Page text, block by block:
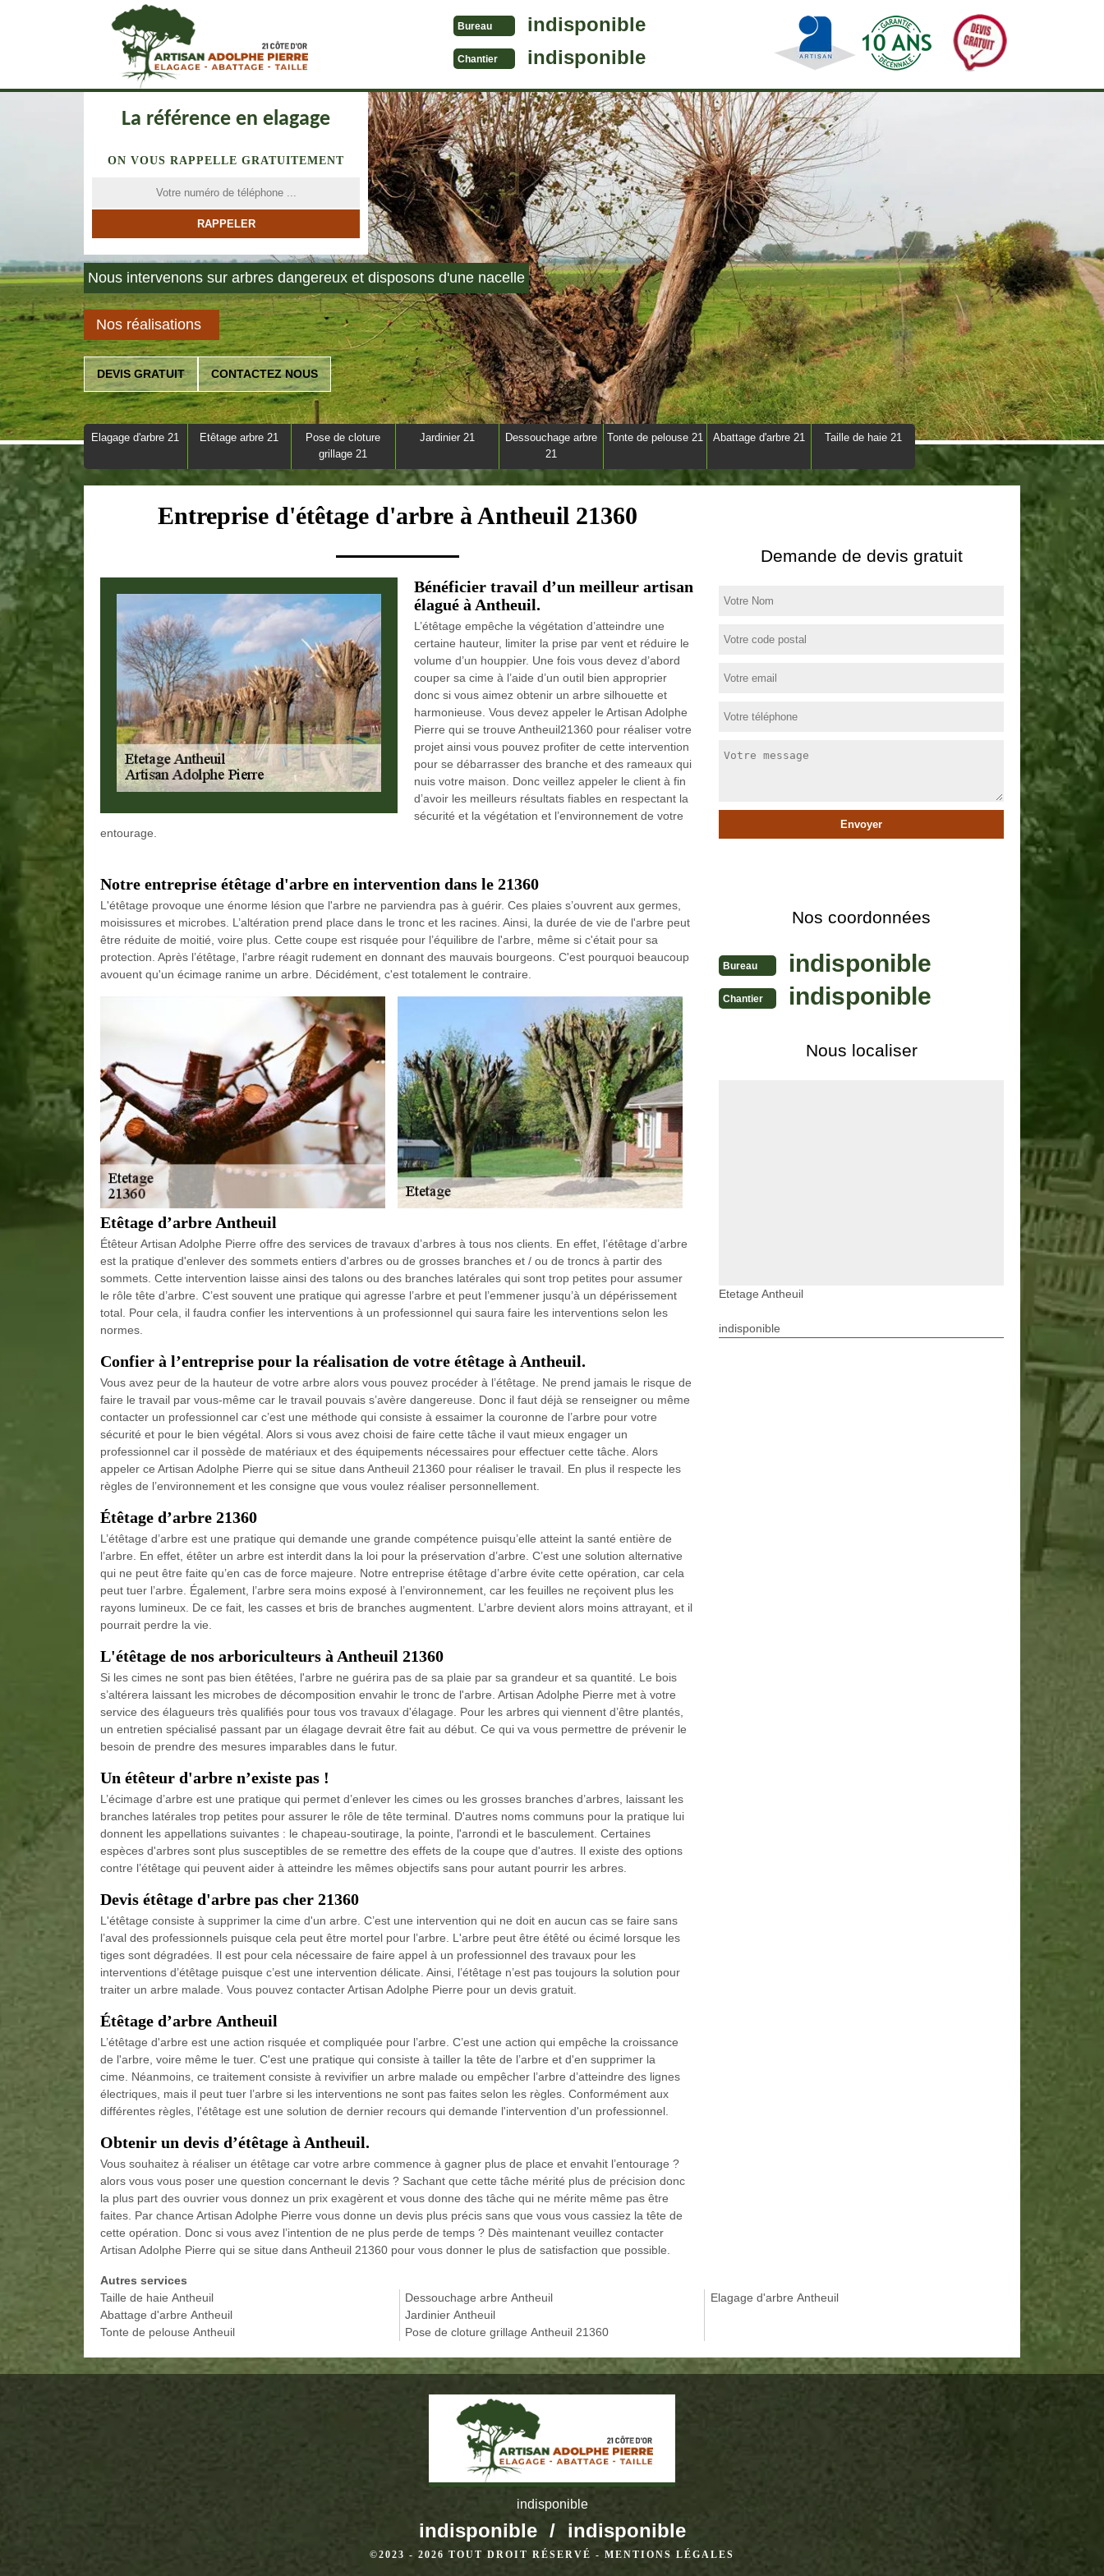
Bureau indisponible
Chantier indisponible
La référence en elagage
ON VOUS RAPPELLE GRATUITEMENT
Nous intervenons sur arbres dangereux et disposons d'une nacelle
Nos réalisations
DEVIS GRATUIT CONTACTEZ NOUS
Elagage d'arbre 21 Etêtage arbre 21
Pose de cloture
grillage 21
Jardinier 21
Dessouchage arbre
21
Tonte de pelouse 21 Abattage d'arbre 21 Taille de haie 21
Entreprise d'étêtage d'arbre à Antheuil 21360
Bénéficier travail d’un meilleur artisan
élagué à Antheuil.
L’étêtage empêche la végétation d’atteindre une
certaine hauteur, limiter la prise par vent et réduire le
volume d’un houppier. Une fois vous devez d’abord
couper sa cime à l’aide d’un outil bien approprier
donc si vous aimez obtenir un arbre silhouette et
harmonieuse. Vous devez appeler le Artisan Adolphe
Pierre qui se trouve Antheuil21360 pour réaliser votre
projet ainsi vous pouvez profiter de cette intervention
pour se débarrasser des branche et des rameaux qui
nuis votre maison. Donc veillez appeler le client à fin
d’avoir les meilleurs résultats fiables en respectant la
sécurité et la végétation et l’environnement de votre
entourage.
Notre entreprise étêtage d'arbre en intervention dans le 21360
L'étêtage provoque une énorme lésion que l'arbre ne parviendra pas à guérir. Ces plaies s’ouvrent aux germes,
moisissures et microbes. L’altération prend place dans le tronc et les racines. Ainsi, la durée de vie de l'arbre peut
être réduite de moitié, voire plus. Cette coupe est risquée pour l’équilibre de l'arbre, même si c'était pour sa
protection. Après l’étêtage, l'arbre réagit rudement en donnant des mauvais bourgeons. C'est pourquoi beaucoup
avouent qu'un écimage ranime un arbre. Décidément, c'est totalement le contraire.
Etêtage d’arbre Antheuil
Étêteur Artisan Adolphe Pierre offre des services de travaux d’arbres à tous nos clients. En effet, l’étêtage d’arbre
est la pratique d'enlever des sommets entiers d'arbres ou de grosses branches et / ou de troncs à partir des
sommets. Cette intervention laisse ainsi des talons ou des branches latérales qui sont trop petites pour assumer
le rôle tête d’arbre. C’est souvent une pratique qui agresse l’arbre et peut l’emmener jusqu’à un dépérissement
total. Pour cela, il faudra confier les interventions à un professionnel qui saura faire les interventions selon les
normes.
Confier à l’entreprise pour la réalisation de votre étêtage à Antheuil.
Vous avez peur de la hauteur de votre arbre alors vous pouvez procéder à l’étêtage. Ne prend jamais le risque de
faire le travail par vous-même car le travail pouvais s’avère dangereuse. Donc il faut déjà se renseigner ou même
contacter un professionnel car c’est une méthode qui consiste à essaimer la couronne de l’arbre pour votre
sécurité et pour le bien végétal. Alors si vous avez choisi de faire cette tâche il vaut mieux engager un
professionnel car il possède de matériaux et des équipements nécessaires pour effectuer cette tâche. Alors
appeler ce Artisan Adolphe Pierre qui se situe dans Antheuil 21360 pour réaliser le travail. En plus il respecte les
règles de l’environnement et les consigne que vous voulez réaliser personnellement.
Étêtage d’arbre 21360
L’étêtage d’arbre est une pratique qui demande une grande compétence puisqu’elle atteint la santé entière de
l’arbre. En effet, étêter un arbre est interdit dans la loi pour la préservation d’arbre. C’est une solution alternative
qui ne peut être faite qu’en cas de force majeure. Notre entreprise étêtage d’arbre évite cette opération, car cela
peut tuer l’arbre. Également, l’arbre sera moins exposé à l’environnement, car les feuilles ne reçoivent plus les
rayons lumineux. De ce fait, les casses et bris de branches augmentent. L’arbre devient alors moins attrayant, et il
pourrait perdre la vie.
L'étêtage de nos arboriculteurs à Antheuil 21360
Si les cimes ne sont pas bien étêtées, l'arbre ne guérira pas de sa plaie par sa grandeur et sa quantité. Le bois
s’altérera laissant les microbes de décomposition envahir le tronc de l'arbre. Artisan Adolphe Pierre met à votre
service des élagueurs très qualifiés pour tous vos travaux d'élagage. Pour les arbres qui viennent d’être plantés,
un entretien spécialisé passant par un élagage devrait être fait au début. Ce qui va vous permettre de prévenir le
besoin de prendre des mesures imparables dans le futur.
Un étêteur d'arbre n’existe pas !
L’écimage d’arbre est une pratique qui permet d’enlever les cimes ou les grosses branches d’arbres, laissant les
branches latérales trop petites pour assurer le rôle de tête terminal. D'autres noms communs pour la pratique lui
donnent les appellations suivantes : le chapeau-soutirage, la pointe, l'arrondi et le basculement. Certaines
espèces d'arbres sont plus susceptibles de se remettre des effets de la coupe que d'autres. Il existe des options
contre l’étêtage qui peuvent aider à atteindre les mêmes objectifs sans pour autant pourrir les arbres.
Devis étêtage d'arbre pas cher 21360
L'étêtage consiste à supprimer la cime d'un arbre. C’est une intervention qui ne doit en aucun cas se faire sans
l’aval des professionnels puisque cela peut être mortel pour l’arbre. L'arbre peut être étêté ou écimé lorsque les
tiges sont dégradées. Il est pour cela nécessaire de faire appel à un professionnel des travaux pour les
interventions d’étêtage puisque c’est une intervention délicate. Ainsi, l’étêtage n’est pas toujours la solution pour
traiter un arbre malade. Vous pouvez contacter Artisan Adolphe Pierre pour un devis gratuit.
Étêtage d’arbre Antheuil
L’étêtage d'arbre est une action risquée et compliquée pour l’arbre. C’est une action qui empêche la croissance
de l'arbre, voire même le tuer. C'est une pratique qui consiste à tailler la tête de l’arbre et d'en supprimer la
cime. Néanmoins, ce traitement consiste à revivifier un arbre malade ou empêcher l’arbre d’atteindre des lignes
électriques, mais il peut tuer l’arbre si les interventions ne sont pas faites selon les règles. Conformément aux
différentes règles, l'étêtage est une solution de dernier recours qui demande l'intervention d'un professionnel.
Obtenir un devis d’étêtage à Antheuil.
Vous souhaitez à réaliser un étêtage car votre arbre commence à gagner plus de place et envahit l’entourage ?
alors vous vous poser une question concernant le devis ? Sachant que cette tâche mérité plus de précision donc
la plus part des ouvrier vous donnez un prix exagèrent et vous donne des tâche qui ne mérite même pas être
faites. Par chance Artisan Adolphe Pierre vous donne un devis plus précis sans que vous vous cassiez la tête de
cette opération. Donc si vous avez l’intention de ne plus perde de temps ? Dès maintenant veuillez contacter
Artisan Adolphe Pierre qui se situe dans Antheuil 21360 pour vous donner le plus de satisfaction que possible.
Demande de devis gratuit
Nos coordonnées
Bureau indisponible
Chantier indisponible
Nous localiser
Etetage Antheuil
indisponible
Autres services
Taille de haie Antheuil
Abattage d'arbre Antheuil
Tonte de pelouse Antheuil
Dessouchage arbre Antheuil
Jardinier Antheuil
Pose de cloture grillage Antheuil 21360
Elagage d'arbre Antheuil
indisponible
indisponible / indisponible
©2023 - 2026 TOUT DROIT RÉSERVÉ - MENTIONS LÉGALES